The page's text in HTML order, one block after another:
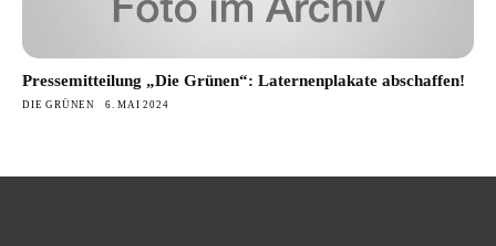
Pressemitteilung „Die Grünen“: Laternenplakate abschaffen!
DIE GRÜNEN 6. MAI 2024